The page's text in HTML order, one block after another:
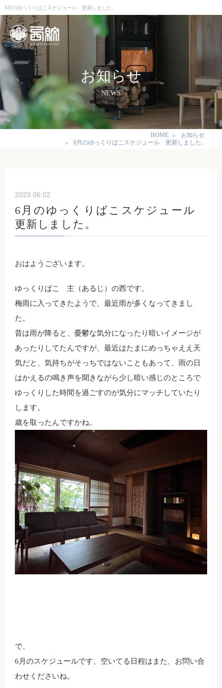
6月のゆっくりばこスケジュール 更新しました。
お知らせ
NEWS
HOME
お知らせ
6月のゆっくりばこスケジュール 更新しました。
2023.06.02
6月のゆっくりばこスケジュール
更新しました。
おはようございます。
ゆっくりばこ 主（あるじ）の西です。
梅雨に入ってきたようで、最近雨が多くなってきまし
た。
昔は雨が降ると、憂鬱な気分になったり暗いイメージが
あったりしてたんですが、最近はたまにめっちゃええ天
気だと、気持ちがそっちではないこともあって、雨の日
はかえるの鳴き声を聞きながら少し暗い感じのところで
ゆっくりした時間を過ごすのが気分にマッチしていたり
します。
歳を取ったんですかね。
で、
6月のスケジュールです、空いてる日程はまた、お問い合
わせくださいね。